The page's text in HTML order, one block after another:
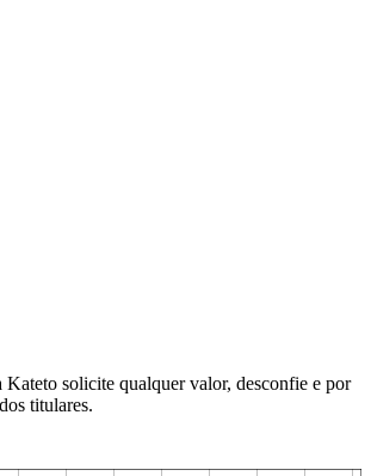
Kateto solicite qualquer valor, desconfie e por
titulares.